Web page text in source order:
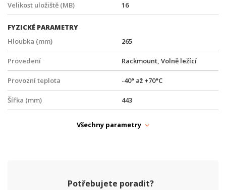
Velikost uložiště (MB) 16
FYZICKÉ PARAMETRY
Hloubka (mm)
265
Provedení Rackmount, Volně ležící
Provozní teplota -40° až +70°C
Šířka (mm) 443
Všechny parametry
Potřebujete poradit?